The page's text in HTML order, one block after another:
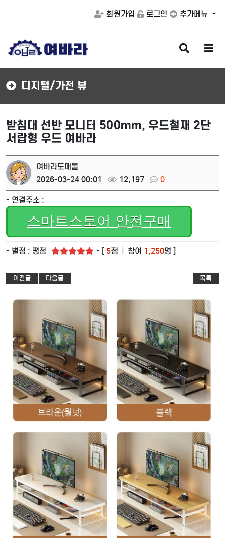
회원가입 로그인 추가메뉴
검
색
버
메
버
디지털/가전 뷰
받침대 선반 모니터 500mm, 우드철재 2단
서랍형 우드 여바라
여바라도매몰
2026-03-24 00:01
12,197 0
- 연결주소 :
스마트스토어 안전구매
- 별점 : 평점 - [ 5점 참여 1,250명 ]
이전글 다음글 목록